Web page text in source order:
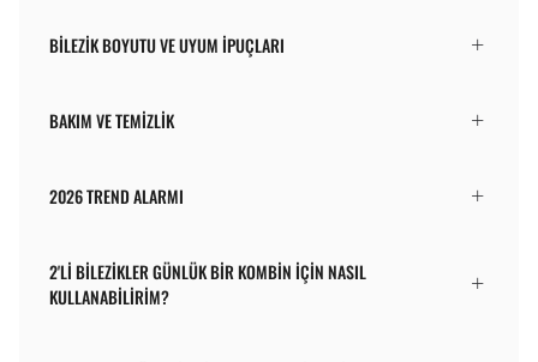
BILEZIK BOYUTU VE UYUM İPUÇLARI
BAKIM VE TEMIZLIK
2026 TREND ALARMI
2'LI BILEZIKLER GÜNLÜK BIR KOMBIN IÇIN NASIL
KULLANABILIRIM?